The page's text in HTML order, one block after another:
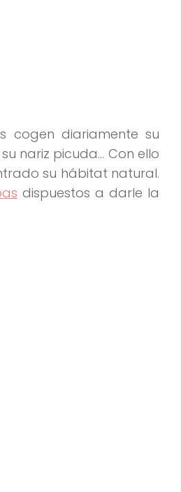
cogen diariamente su
nariz picuda… Con ello
su hábitat natural.
dispuestos a darle la